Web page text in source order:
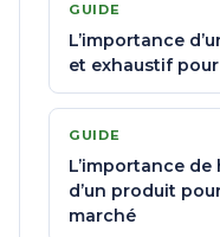
GUIDE
L’importance
et exhaustif
GUIDE
L’importance
d’un produit
marché